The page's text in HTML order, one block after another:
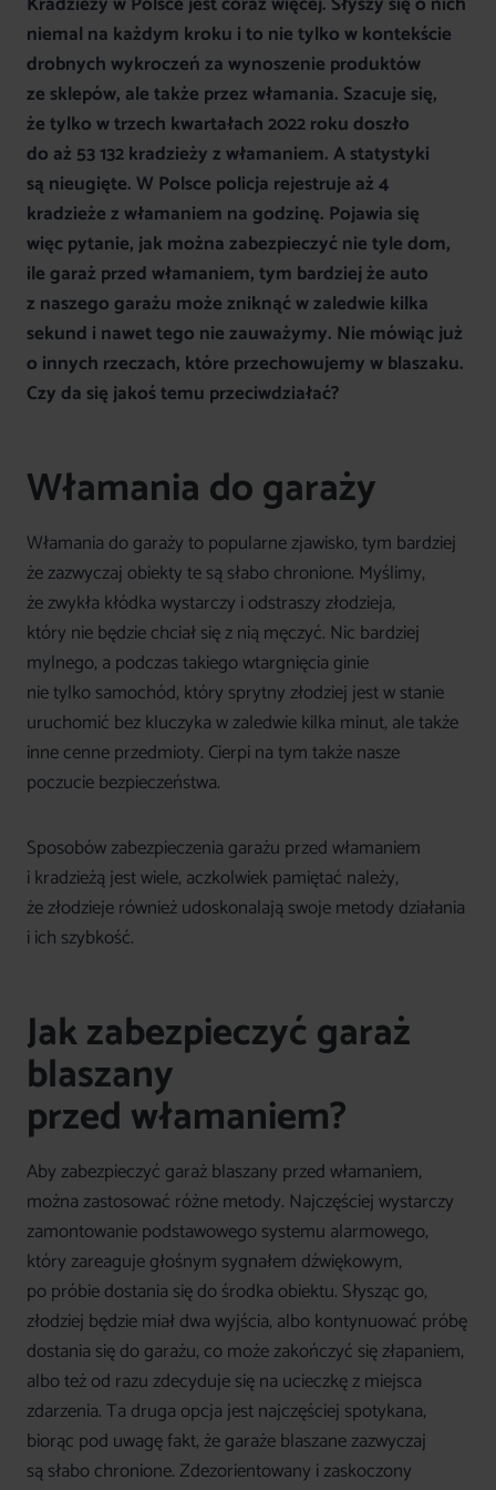
niemal na każdym kroku i to nie tylko w kontekście
drobnych wykroczeń za wynoszenie produktów
ze sklepów, ale także przez włamania. Szacuje się,
że tylko w trzech kwartałach 2022 roku doszło
do aż 53 132 kradzieży z włamaniem. A statystyki
są nieugięte. W Polsce policja rejestruje aż 4
kradzieże z włamaniem na godzinę. Pojawia się
więc pytanie, jak można zabezpieczyć nie tyle dom,
ile garaż przed włamaniem, tym bardziej że auto
z naszego garażu może zniknąć w zaledwie kilka
sekund i nawet tego nie zauważymy. Nie mówiąc już
o innych rzeczach, które przechowujemy w blaszaku.
Czy da się jakoś temu przeciwdziałać?
Włamania do garaży
Włamania do garaży to popularne zjawisko, tym bardziej
że zazwyczaj obiekty te są słabo chronione. Myślimy,
że zwykła kłódka wystarczy i odstraszy złodzieja,
który nie będzie chciał się z nią męczyć. Nic bardziej
mylnego, a podczas takiego wtargnięcia ginie
nie tylko samochód, który sprytny złodziej jest w stanie
uruchomić bez kluczyka w zaledwie kilka minut, ale także
inne cenne przedmioty. Cierpi na tym także nasze
poczucie bezpieczeństwa.
Sposobów zabezpieczenia garażu przed włamaniem
i kradzieżą jest wiele, aczkolwiek pamiętać należy,
że złodzieje również udoskonalają swoje metody działania
i ich szybkość.
Jak zabezpieczyć garaż
blaszany
przed włamaniem?
Aby zabezpieczyć garaż blaszany przed włamaniem,
można zastosować różne metody. Najczęściej wystarczy
zamontowanie podstawowego systemu alarmowego,
który zareaguje głośnym sygnałem dźwiękowym,
po próbie dostania się do środka obiektu. Słysząc go,
złodziej będzie miał dwa wyjścia, albo kontynuować próbę
dostania się do garażu, co może zakończyć się złapaniem,
albo też od razu zdecyduje się na ucieczkę z miejsca
zdarzenia. Ta druga opcja jest najczęściej spotykana,
biorąc pod uwagę fakt, że garaże blaszane zazwyczaj
są słabo chronione. Zdezorientowany i zaskoczony